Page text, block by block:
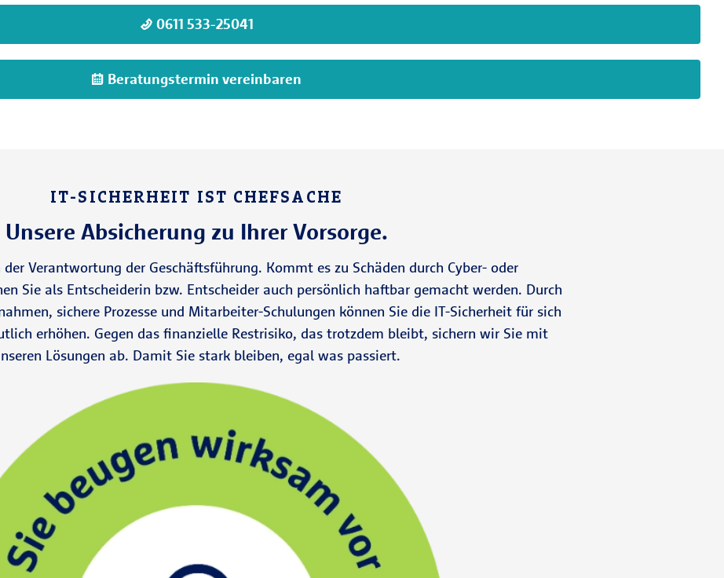
0611 533-25041
Beratungstermin vereinbaren
IT-SICHERHEIT IST CHEFSACHE
Unsere Absicherung zu Ihrer Vorsorge.
Verantwortung der Geschäftsführung. Kommt es zu Schäden durch Cyber- oder
Sie als Entscheiderin bzw. Entscheider auch persönlich haftbar gemacht werden. Durch
sichere Prozesse und Mitarbeiter-Schulungen können Sie die IT-Sicherheit für sich
erhöhen. Gegen das finanzielle Restrisiko, das trotzdem bleibt, sichern wir Sie mit
Lösungen ab. Damit Sie stark bleiben, egal was passiert.